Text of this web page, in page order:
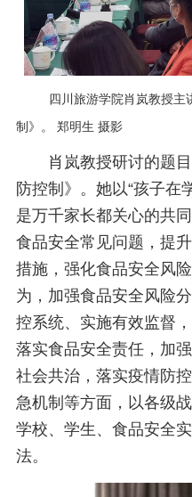
四川旅游学院肖岚教授主
制》。 郑明生 摄影
肖岚教授研讨的题
防控制》。她以“孩子在
是万千家长都关心的共
食品安全常见问题，提
措施，强化食品安全风
为，加强食品安全风险
控系统、实施有效监督
落实食品安全责任，加
社会共治，落实疫情防
急机制等方面，以各级
学校、学生、食品安全
法。